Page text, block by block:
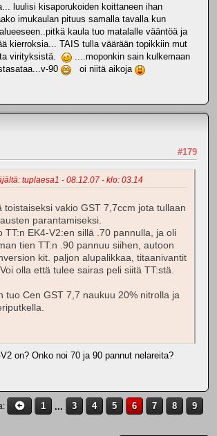
luulisi kisaporukoiden koittaneen ihan
imukaulan pituus samalla tavalla kun
kaula tuo matalalle vääntöä ja
kierroksia... TAIS tulla väärään topikkiin mut
virityksistä.
....moponkin sain kulkemaan
90
oi niitä aikoja
#179
tuplaesa1 - 08.12.07 - klo: 03.14
toistaiseksi vakio GST 7,7ccm jota tullaan
parantamiseksi.
TT:n EK4-V2:en sillä .70 pannulla, ja oli
tien TT:n .90 pannuu siihen, autoon
kit. paljon alupalikkaa, titaanivantit
olla että tulee sairas peli siitä TT:stä.
tuo Cen GST 7,7 naukuu 20% nitrolla ja
on? Onko noi 70 ja 90 pannut nelareita?
1 ... 3 4 5 6 7 8
9